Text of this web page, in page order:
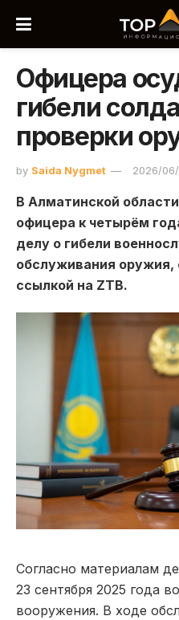
Офицера
гибели
проверки
by Saida Nygmet 2026/
В Алматинской
офицера к четырём
делу о гибели
обслуживания
ссылкой на ZTB.
Согласно материалам
23 сентября 2025 года
вооружения. В ходе